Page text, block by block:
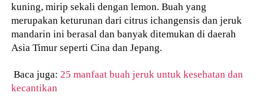
kuning, mirip sekali dengan lemon. Buah yang
merupakan keturunan dari citrus ichangensis dan jeruk
mandarin ini berasal dan banyak ditemukan di daerah
Asia Timur seperti Cina dan Jepang.
Baca juga: 25 manfaat buah jeruk untuk kesehatan dan
kecantikan